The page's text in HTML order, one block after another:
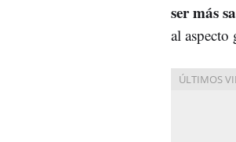
ser más
al